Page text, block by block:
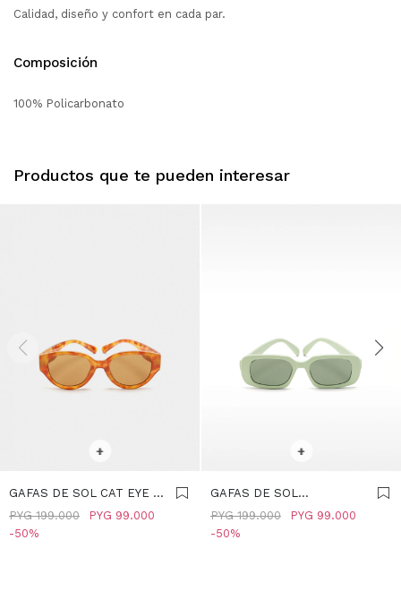
Calidad, diseño y confort en cada par.
Composición
100% Policarbonato
Productos que te pueden interesar
+
GAFAS DE SOL CAT EYE -
MARRON
PYG 99.000
PYG 199.000
50
+
GAFAS DE SOL
CUADRADAS - VERDE
PYG 99.000
PYG 199.000
50